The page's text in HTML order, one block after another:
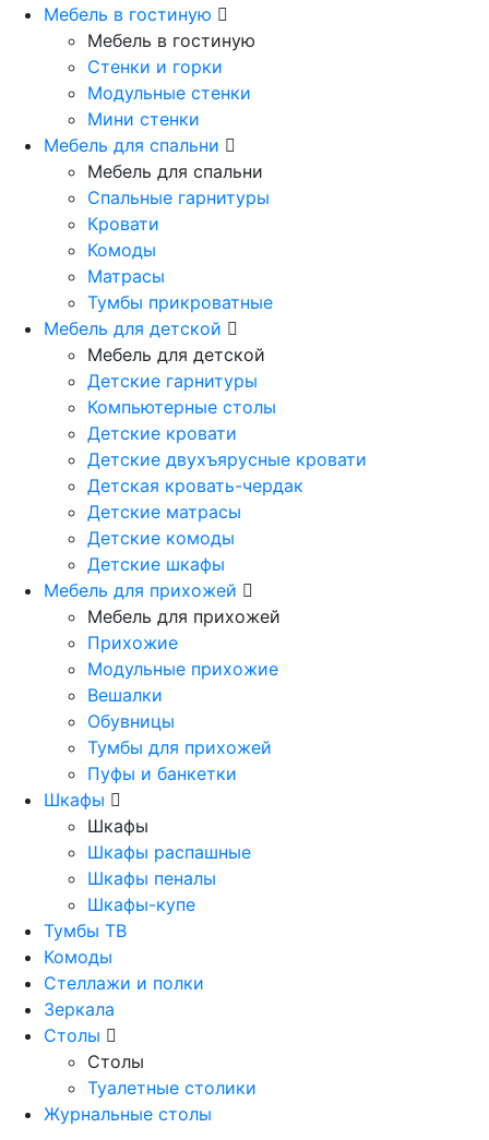
Мебель в гостиную
Мебель в гостиную
Стенки и горки
Модульные стенки
Мини стенки
Мебель для спальни
Мебель для спальни
Спальные гарнитуры
Кровати
Комоды
Матрасы
Тумбы прикроватные
Мебель для детской
Мебель для детской
Детские гарнитуры
Компьютерные столы
Детские кровати
Детские двухъярусные кровати
Детская кровать-чердак
Детские матрасы
Детские комоды
Детские шкафы
Мебель для прихожей
Мебель для прихожей
Прихожие
Модульные прихожие
Вешалки
Обувницы
Тумбы для прихожей
Пуфы и банкетки
Шкафы
Шкафы
Шкафы распашные
Шкафы пеналы
Шкафы-купе
Тумбы ТВ
Комоды
Стеллажи и полки
Зеркала
Столы
Столы
Туалетные столики
Журнальные столы